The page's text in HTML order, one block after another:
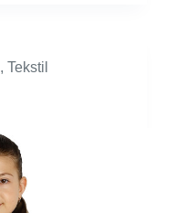
, Tekstil